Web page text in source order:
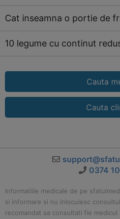
Cat inseamna o portie de
10 legume cu continut
Cauta
Cauta
0374
Informatiile medicale de pe
si informare si nu inlocuiesc
recomandat sa consultati fie